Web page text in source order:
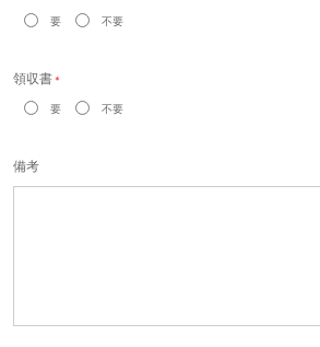
要 不要
領収書 ＊
要 不要
備考